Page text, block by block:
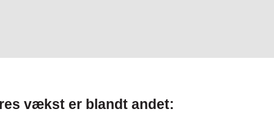
vækst er blandt andet: